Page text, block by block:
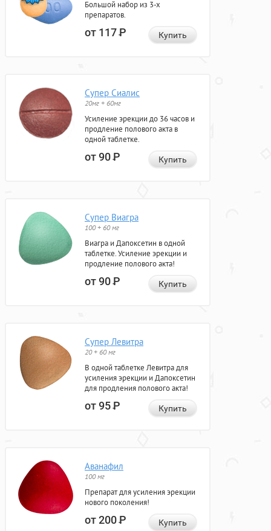
Большой набор из 3-х
препаратов.
от 117Р Купить
Супер Сиалис
20мг + 60мг
Усиление эрекции до 36 часов и
продление полового акта в
одной таблетке.
от 90Р Купить
Супер Виагра
100 + 60 мг
Виагра и Дапоксетин в одной
таблетке. Усиление эрекции и
продление полового акта!
от 90Р Купить
Супер Левитра
20 + 60 мг
В одной таблетке Левитра для
усиления эрекции и Дапоксетин
для продления полового акта!
от 95Р Купить
Аванафил
100 мг
Препарат для усиления эрекции
нового поколения!
от 200Р Купить